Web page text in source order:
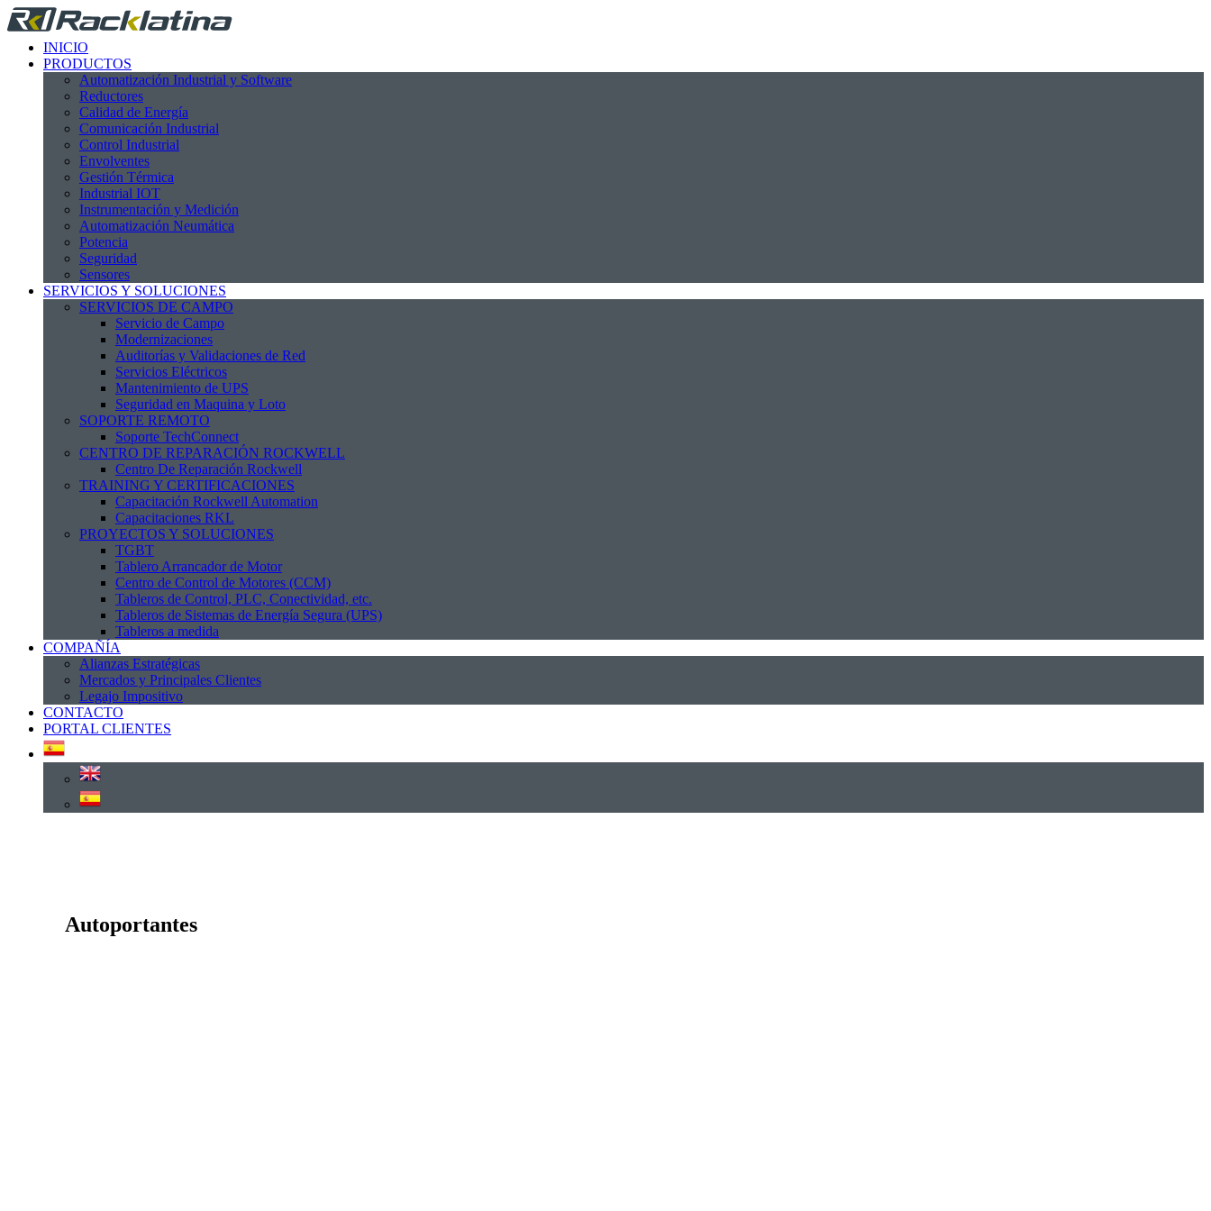
INICIO
PRODUCTOS
Automatización Industrial y Software
Reductores
Calidad de Energía
Comunicación Industrial
Control Industrial
Envolventes
Gestión Térmica
Industrial IOT
Instrumentación y Medición
Automatización Neumática
Potencia
Seguridad
Sensores
SERVICIOS Y SOLUCIONES
SERVICIOS DE CAMPO
Servicio de Campo
Modernizaciones
Auditorías y Validaciones de Red
Servicios Eléctricos
Mantenimiento de UPS
Seguridad en Maquina y Loto
SOPORTE REMOTO
Soporte TechConnect
CENTRO DE REPARACIÓN ROCKWELL
Centro De Reparación Rockwell
TRAINING Y CERTIFICACIONES
Capacitación Rockwell Automation
Capacitaciones RKL
PROYECTOS Y SOLUCIONES
TGBT
Tablero Arrancador de Motor
Centro de Control de Motores (CCM)
Tableros de Control, PLC, Conectividad, etc.
Tableros de Sistemas de Energía Segura (UPS)
Tableros a medida
COMPAÑÍA
Alianzas Estratégicas
Mercados y Principales Clientes
Legajo Impositivo
CONTACTO
PORTAL CLIENTES
Autoportantes